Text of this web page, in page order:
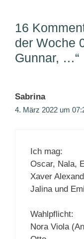
16
der Woche
Gunnar, …“
Sabrina
4. März 2022 um
Ich mag:
Oscar, Nala,
Xaver
Jalina und
Wahlpflicht:
Nora Viola